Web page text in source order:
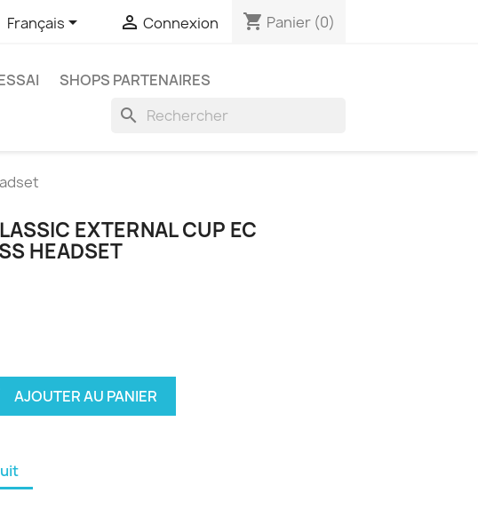
Français  Connexion shopping_cart Panier (0)
SHOPS PARTENAIRES
search
EXTERNAL CUP EC
HEADSET
AJOUTER AU PANIER